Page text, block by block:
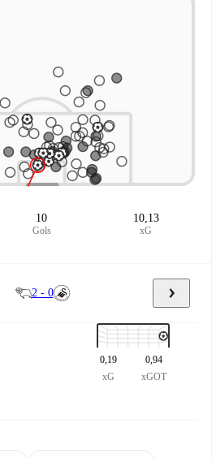
10
Gols
10,13
xG
2 - 0
0,19
xG
0,94
xGOT